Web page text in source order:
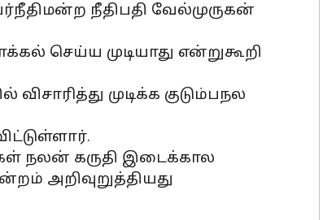
நீதிபதி வேல்முருகன்
செய்ய முடியாது என்றுகூறி
முடிக்க குடும்பநல
நலன் கருதி இடைக்கால
அறிவுறுத்தியது